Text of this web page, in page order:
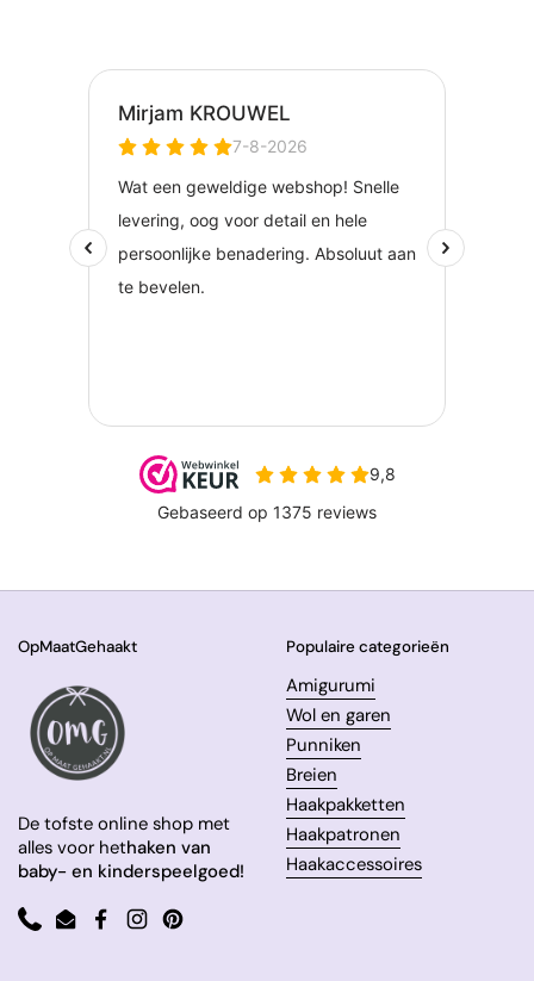
OpMaatGehaakt
De tofste online shop met
alles voor hethaken van
baby- en kinderspeelgoed!
PhoneEmailFacebook
InstagramPinterest
Populaire categorieën
Amigurumi
Wol en garen
Punniken
Breien
Haakpakketten
Haakpatronen
Haakaccessoires